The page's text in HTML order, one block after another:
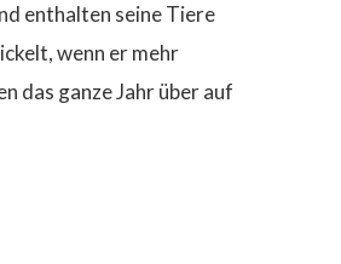
enthalten seine Tiere
wenn er mehr
das ganze Jahr über auf